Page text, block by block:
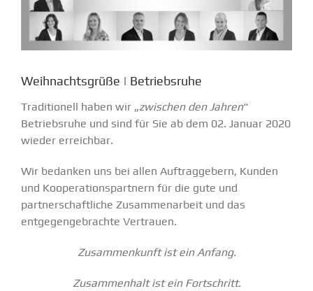
Weihnachtsgrüße | Betriebsruhe
Traditionell haben wir „zwischen den Jahren“
Betriebsruhe und sind für Sie ab dem 02. Januar 2020
wieder erreichbar.
Wir bedanken uns bei allen Auftraggebern, Kunden
und Kooperationspartnern für die gute und
partnerschaftliche Zusammenarbeit und das
entgegengebrachte Vertrauen.
Zusammenkunft ist ein Anfang.
Zusammenhalt ist ein Fortschritt.